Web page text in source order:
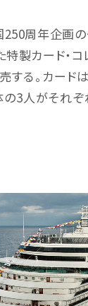
250周年企画
製カード・
する。カード
の3人がそれ